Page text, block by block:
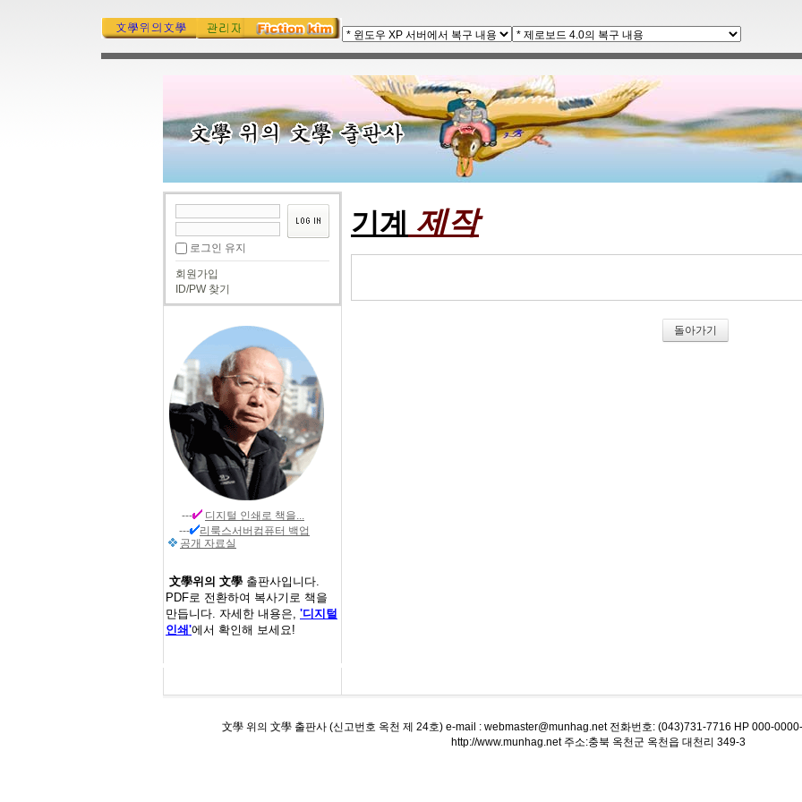
로그인 유지
회원가입
ID/PW 찾기
--- 디지털 인쇄 로 책을...
---
리룩스서버컴퓨터 백업
공개 자료실
文學위의 文學 출판사입니다.
PDF로 전환하여 복사기로 책을
만듭니다. 자세한 내용은, '디지털
인쇄'에서 확인해 보세요!
기계 제작
돌아가기
文學 위의 文學 출판사 (신고번호 옥천 제 24호) e-mail : webmaster@munhag.net 전화번호: (043)731-7716 HP 000-
http://www.munhag.net 주소:충북 옥천군 옥천읍 대천리 349-3